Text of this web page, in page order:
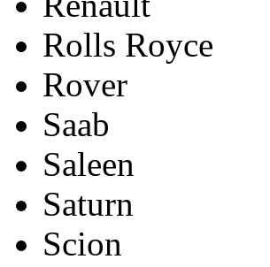
Rolls Royce
Rover
Saab
Saleen
Saturn
Scion